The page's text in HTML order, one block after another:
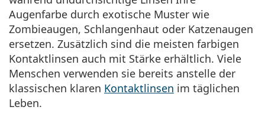
Persol
Prada
Alle Marken
Augenfarbe durch exotische Muster wie
Zombieaugen, Schlangenhaut oder Katzenaugen
ersetzen. Zusätzlich sind die meisten farbigen
Kontaktlinsen auch mit Stärke erhältlich. Viele
Menschen verwenden sie bereits anstelle der
klassischen klaren Kontaktlinsen im täglichen
Leben.